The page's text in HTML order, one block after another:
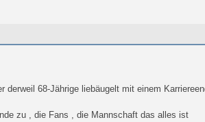
68-Jährige liebäugelt mit einem
zu , die Fans , die Mannschaft das alles ist